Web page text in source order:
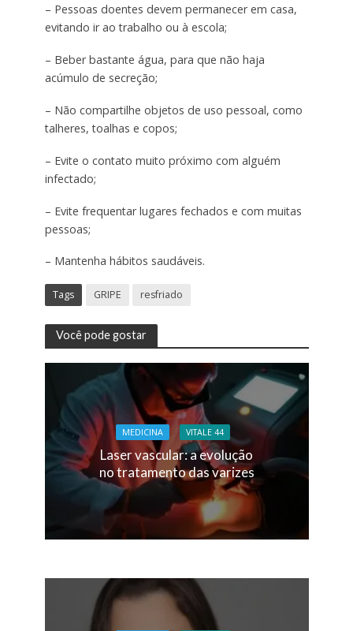
– Pessoas doentes devem permanecer em casa,
evitando ir ao trabalho ou à escola;
– Beber bastante água, para que não haja
acúmulo de secreção;
– Não compartilhe objetos de uso pessoal, como
talheres, toalhas e copos;
– Evite o contato muito próximo com alguém
infectado;
– Evite frequentar lugares fechados e com muitas
pessoas;
– Mantenha hábitos saudáveis.
Tags GRIPE resfriado
Você pode gostar
MEDICINA VITALE 44
Laser vascular: a evolução
no tratamento das varizes